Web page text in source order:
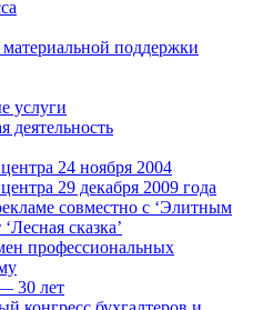
поддержки
услуги
деятельность
24 ноября 2004
29 декабря 2009 года
совместно с ‘Элитным
сказка’
профессиональных
30 лет